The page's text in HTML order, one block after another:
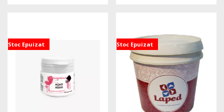
Stoc Epuizat Stoc Epuizat